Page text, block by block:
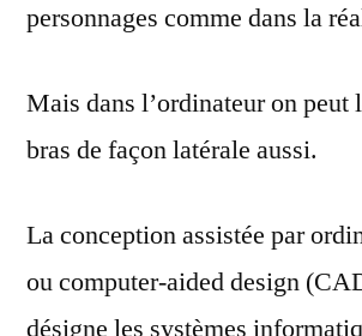
personnages comme dans la
Mais dans l’ordinateur on peut
bras de façon latérale aussi.
La conception assistée par
ou computer-aided design
désigne les systèmes